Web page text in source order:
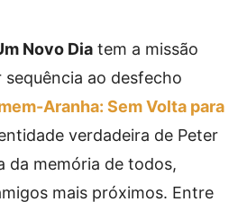
Novo Dia tem a missão
ao desfecho
Aranha: Sem Volta para
verdadeira de Peter
da memória de todos,
mais próximos. Entre